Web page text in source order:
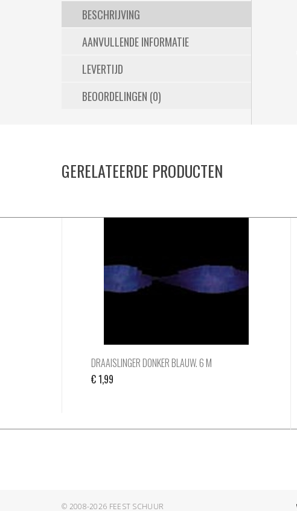
BESCHRIJVING
AANVULLENDE INFORMATIE
LEVERTIJD
BEOORDELINGEN (0)
GERELATEERDE PRODUCTEN
DRAAISLINGER DONKER BLAUW. 6 M
€1,99
© 2008-2026 FEEST SCHUUR